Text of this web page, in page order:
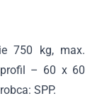
750 kg, max.
profil – 60 x 60
SPP.